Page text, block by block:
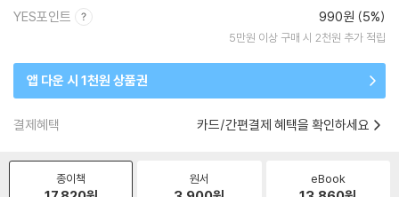
YES포인트 990원 (5%)
5만원 이상 구매 시 2천원 추가 적립
앱 다운 시 1천원 상품권
결제혜택 카드/간편결제 혜택을 확인하세요
종이책 원서 eBook